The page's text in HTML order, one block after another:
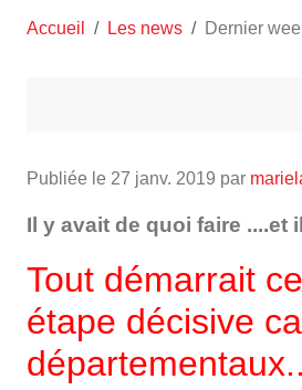
Accueil Les news Dernier
Publiée le 27 janv. 2019 par
Il y avait de quoi faire ....et
Tout démarrait
étape décisive